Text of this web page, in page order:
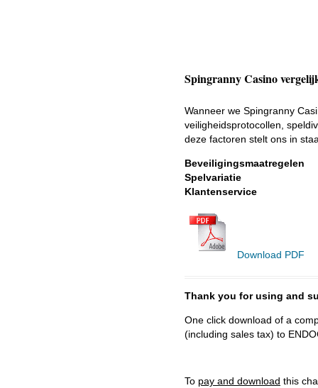
Spingranny Casino
Wanneer we Spingranny
veiligheidsprotocollen,
deze factoren stelt ons in
Beveiligingsmaatregelen
Spelvariatie
Klantenservice
Download PDF
Thank you for using and
One click download of a
(including sales tax) to
To pay and download this